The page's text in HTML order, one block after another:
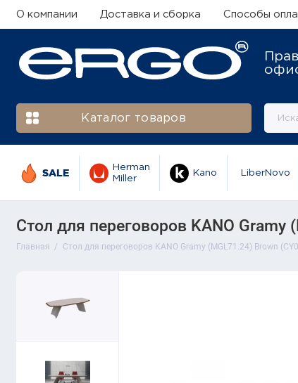
О компании Доставка и сборка Способы
Каталог товаров
SALE
Herman
Miller
Kano LiberNovo
Стол для переговоров KANO Gramy
Главная Стол для переговоров KANO Gramy (MGL71.24) Brown